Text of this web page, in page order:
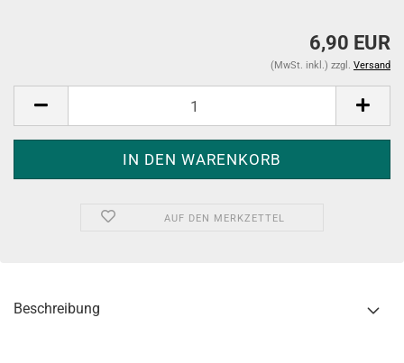
6,90 EUR
(MwSt. inkl.) zzgl. Versand
AUF DEN MERKZETTEL
Beschreibung